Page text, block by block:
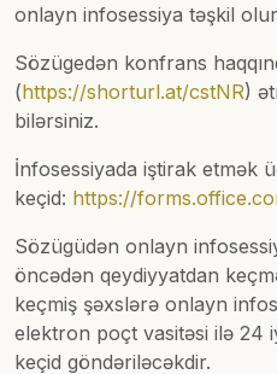
onlayn infosessiya təşkil
Sözügedən konfrans
(https://shorturl.at/cstNR)
bilərsiniz.
İnfosessiyada iştirak etmək
keçid: https://
Sözügüdən onlayn
öncədən qeydiyyatdan
keçmiş şəxslərə onlayn
elektron poçt vasitəsi ilə 24
keçid göndəriləcəkdir.